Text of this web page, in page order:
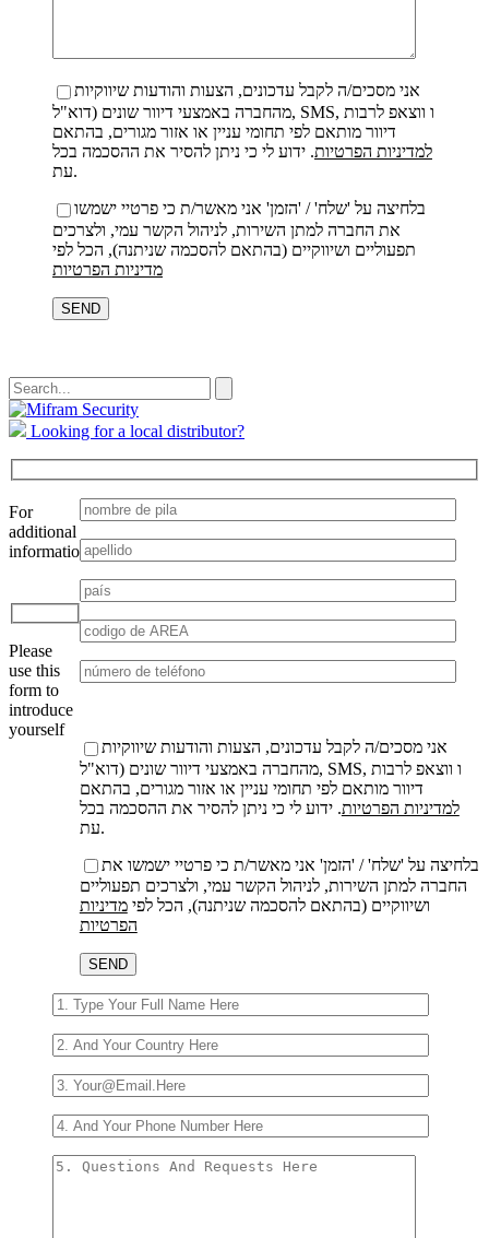
אני מסכים/ה לקבל עדכונים, הצעות והודעות שיווקיות
מהחברה באמצעי דיוור שונים (דוא"ל, SMS, ו ווצאפ לרבות
דיוור מותאם לפי תחומי עניין או אזור מגורים, בהתאם
למדיניות הפרטיות. ידוע לי כי ניתן להסיר את ההסכמה בכל
עת.
בלחיצה על 'שלח' / 'הזמן' אני מאשר/ת כי פרטיי ישמשו
את החברה למתן השירות, לניהול הקשר עמי, ולצרכים
תפעוליים ושיווקיים (בהתאם להסכמה שניתנה), הכל לפי
מדיניות הפרטיות
deja
este
campoLooking for a local distributor?
For
additional
information:
אני מסכים/ה לקבל עדכונים, הצעות והודעות שיווקיות
מהחברה באמצעי דיוור שונים (דוא"ל, SMS, ו ווצאפ לרבות
דיוור מותאם לפי תחומי עניין או אזור מגורים, בהתאם
למדיניות הפרטיות. ידוע לי כי ניתן להסיר את ההסכמה בכל
עת.
בלחיצה על 'שלח' / 'הזמן' אני מאשר/ת כי פרטיי ישמשו את
החברה למתן השירות, לניהול הקשר עמי, ולצרכים תפעוליים
ושיווקיים (בהתאם להסכמה שניתנה), הכל לפימדיניות
הפרטיות
este
campo
vacío.
Please
use this
form to
introduce
yourself